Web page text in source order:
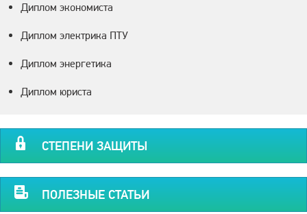
Диплом экономиста
Диплом электрика ПТУ
Диплом энергетика
Диплом юриста
СТЕПЕНИ ЗАЩИТЫ
ПОЛЕЗНЫЕ СТАТЬИ